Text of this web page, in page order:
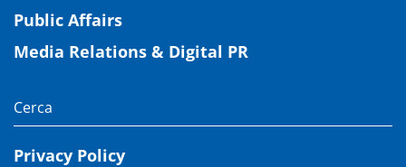
Public Affairs
Media Relations & Digital PR
Privacy Policy